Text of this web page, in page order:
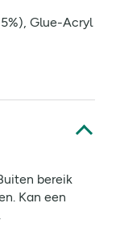
Glue-Acryl
bereik
Kan een